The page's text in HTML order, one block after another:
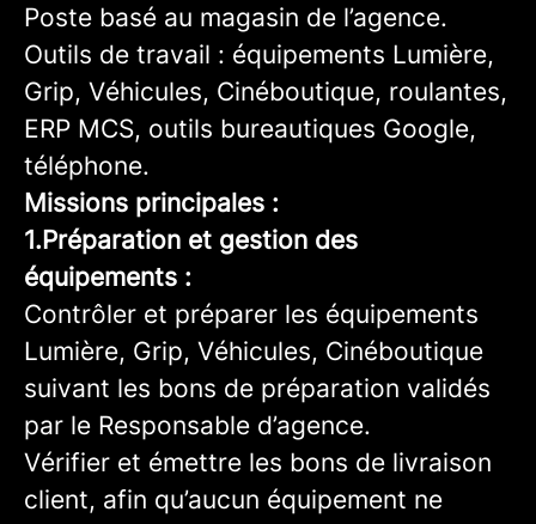
Poste basé au magasin de l’agence.
Outils de travail : équipements Lumière,
Grip, Véhicules, Cinéboutique, roulantes,
ERP MCS, outils bureautiques Google,
téléphone.
Missions principales :
1.Préparation et gestion des
équipements :
Contrôler et préparer les équipements
Lumière, Grip, Véhicules, Cinéboutique
suivant les bons de préparation validés
par le Responsable d’agence.
Vérifier et émettre les bons de livraison
client, afin qu’aucun équipement ne